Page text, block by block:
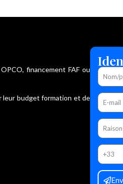
financement FAF ou
leur budget formation et de